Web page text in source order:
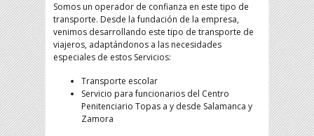
Somos un operador de confianza en este tipo de
transporte. Desde la fundación de la empresa,
venimos desarrollando este tipo de transporte de
viajeros, adaptándonos a las necesidades
especiales de estos Servicios:
Transporte escolar
Servicio para funcionarios del Centro
Penitenciario Topas a y desde Salamanca y
Zamora